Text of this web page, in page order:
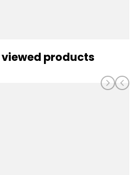
products